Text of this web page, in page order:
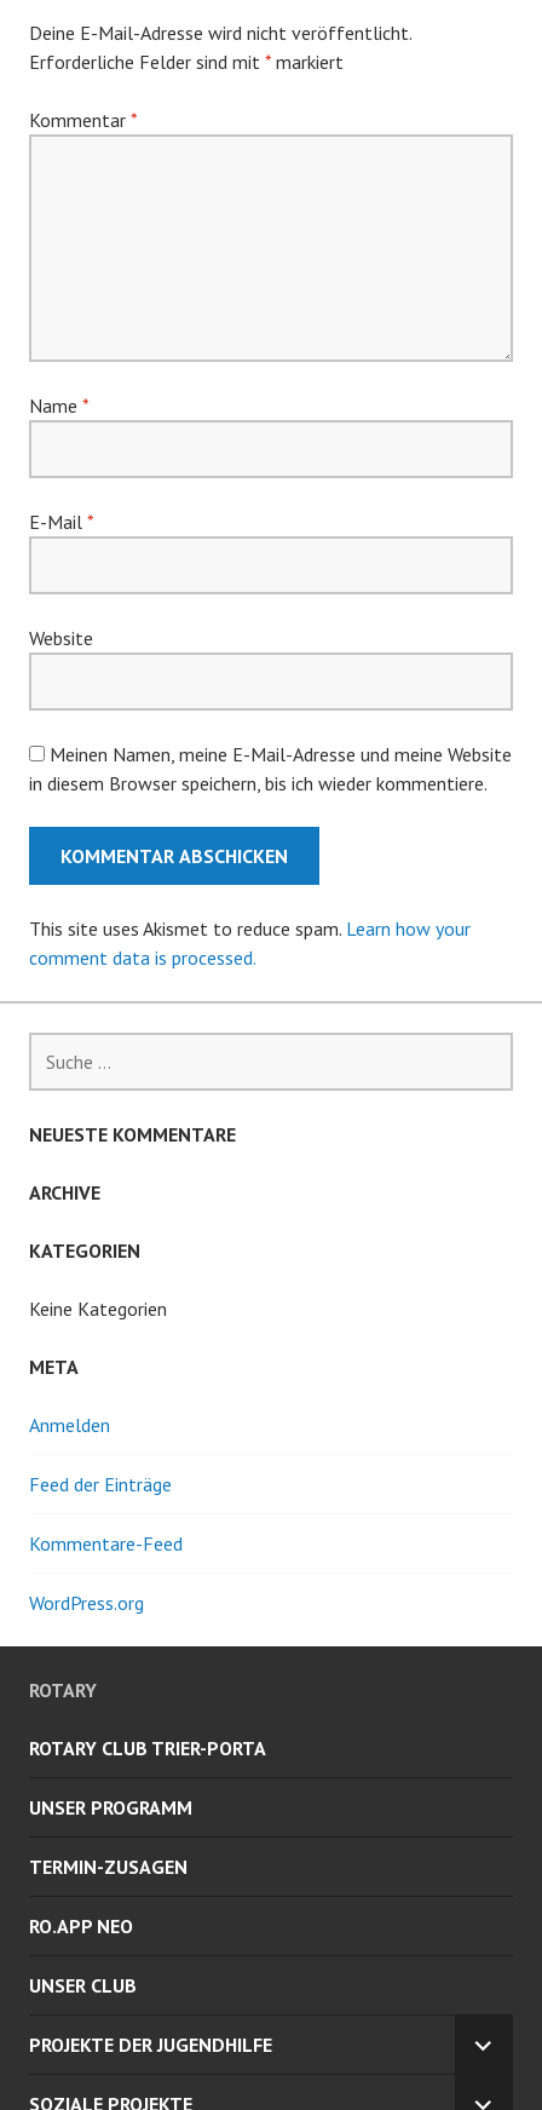
Deine E-Mail-Adresse wird nicht veröffentlicht.
Erforderliche Felder sind mit * markiert
Kommentar *
Name *
E-Mail *
Website
Meinen Namen, meine E-Mail-Adresse und meine Website
in diesem Browser speichern, bis ich wieder kommentiere.
This site uses Akismet to reduce spam. Learn how your
comment data is processed.
nach:
NEUESTE KOMMENTARE
ARCHIVE
KATEGORIEN
Keine Kategorien
META
Anmelden
Feed der Einträge
Kommentare-Feed
WordPress.org
ROTARY
ROTARY CLUB TRIER-PORTA
UNSER PROGRAMM
TERMIN-ZUSAGEN
RO.APP NEO
UNSER CLUB
PROJEKTE DER JUGENDHILFE
SOZIALE PROJEKTE